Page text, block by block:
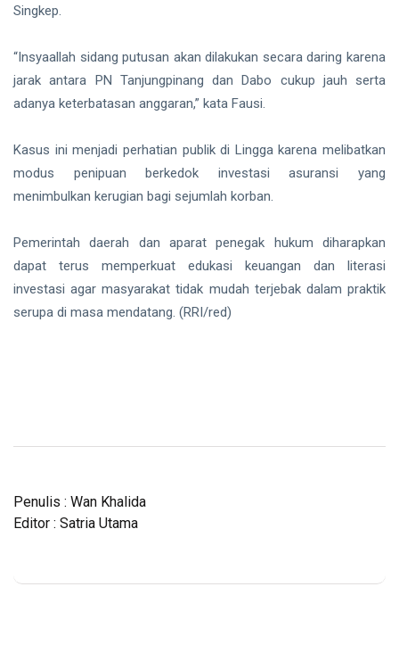
Singkep.
“Insyaallah sidang putusan akan dilakukan secara daring karena
jarak antara PN Tanjungpinang dan Dabo cukup jauh serta
adanya keterbatasan anggaran,” kata Fausi.
Kasus ini menjadi perhatian publik di Lingga karena melibatkan
modus penipuan berkedok investasi asuransi yang
menimbulkan kerugian bagi sejumlah korban.
Pemerintah daerah dan aparat penegak hukum diharapkan
dapat terus memperkuat edukasi keuangan dan literasi
investasi agar masyarakat tidak mudah terjebak dalam praktik
serupa di masa mendatang. (RRI/red)
Penulis : Wan Khalida
Editor : Satria Utama